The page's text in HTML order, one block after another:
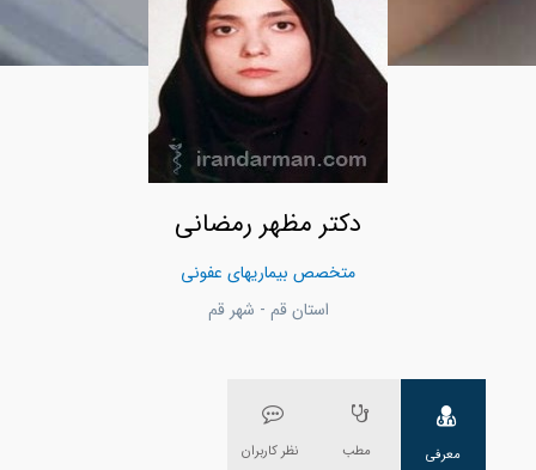
دکتر مظهر رمضانی
متخصص بیماریهای عفونی
استان قم - شهر قم
معرفی مطب نظر کاربران